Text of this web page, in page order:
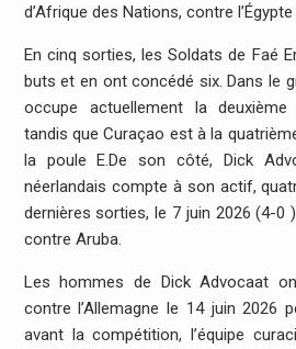
d’Afrique des Nations, contre
En cinq sorties, les Soldats de Faé
buts et en ont concédé six. Dans le
occupe actuellement la
tandis que Curaçao est à la
la poule E.De son côté, Dick
néerlandais compte à son actif,
dernières sorties, le 7 juin 2026 (4-0
contre Aruba.
Les hommes de Dick Advocaat
contre l’Allemagne le 14 juin 2026
avant la compétition, l’équipe